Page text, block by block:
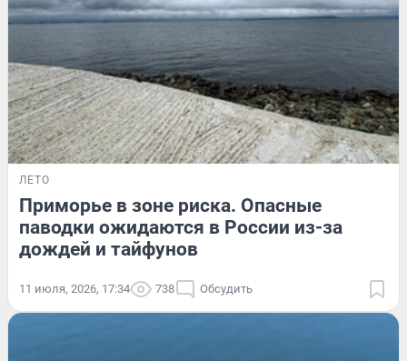
ЛЕТО
Приморье в зоне риска. Опасные
паводки ожидаются в России из-за
дождей и тайфунов
11 июля, 2026, 17:34 738 Обсудить